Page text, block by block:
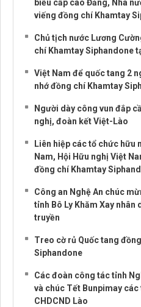
biểu cấp cao Đảng, Nhà
viếng đồng chí Khamtay
Chủ tịch nước Lương
chí Khamtay Siphandone
Việt Nam để quốc tang 2
nhớ đồng chí Khamtay
Người dày công vun đắp
nghị, đoàn kết Việt-Lào
Liên hiệp các tổ chức hữu
Nam, Hội Hữu nghị Việt
đồng chí Khamtay
Công an Nghệ An chúc
tỉnh Bô Ly Khăm Xay nhân
truyền
Treo cờ rủ Quốc tang
Siphandone
Các đoàn công tác tỉnh
và chúc Tết Bunpimay các
CHDCND Lào